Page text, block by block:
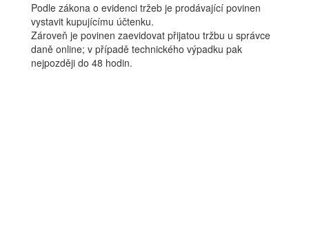
Podle zákona o evidenci tržeb je prodávající povinen
vystavit kupujícímu účtenku.
Zároveň je povinen zaevidovat přijatou tržbu u správce
daně online; v případě technického výpadku pak
nejpozději do 48 hodin.